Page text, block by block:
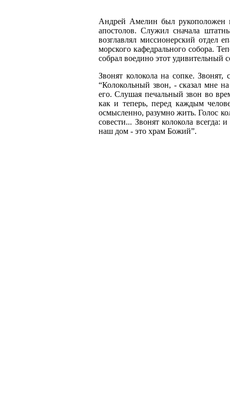
Андрей Амелин был рукоположен
апостолов. Служил сначала
возглавлял миссионерский отдел
морского кафедрального собора.
собрал воедино этот удивительный
Звонят колокола на сопке.
“Колокольный звон, - сказал мне
его. Слушая печальный звон во
как и теперь, перед каждым
осмысленно, разумно жить. Голос
совести... Звонят колокола
наш дом - это храм Божий”.